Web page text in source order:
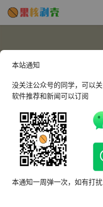
这个人很懒
本站通知
没关注公众号的同学，可以
软件推荐和新闻可以订阅
本通知一周弹一次，如有打扰